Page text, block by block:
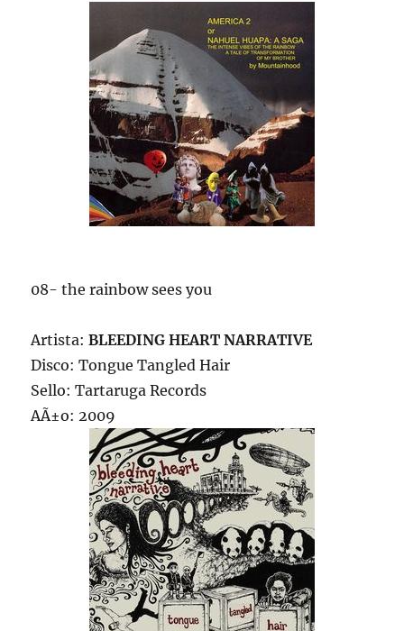
08- the rainbow sees you
Artista:BLEEDING HEART NARRATIVE
Disco: Tongue Tangled Hair
Sello: Tartaruga Records
AÃ±o: 2009